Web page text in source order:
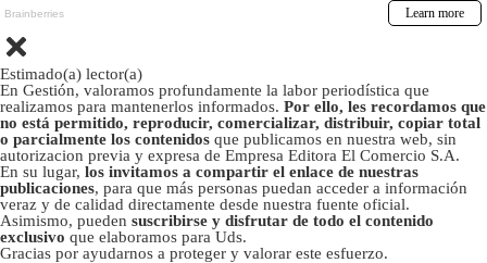
Estimado(a) lector(a)
En Gestión, valoramos profundamente la labor periodística que
realizamos para mantenerlos informados. Por ello, les recordamos que
no está permitido, reproducir, comercializar, distribuir, copiar total
o parcialmente los contenidos que publicamos en nuestra web, sin
autorizacion previa y expresa de Empresa Editora El Comercio S.A.
En su lugar, los invitamos a compartir el enlace de nuestras
publicaciones, para que más personas puedan acceder a información
veraz y de calidad directamente desde nuestra fuente oficial.
Asimismo, pueden suscribirse y disfrutar de todo el contenido
exclusivo que elaboramos para Uds.
Gracias por ayudarnos a proteger y valorar este esfuerzo.